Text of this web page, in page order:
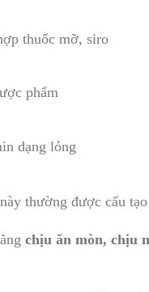
thuốc mỡ, siro
phẩm
dạng lỏng
thường được cấu
chịu ăn mòn, chịu